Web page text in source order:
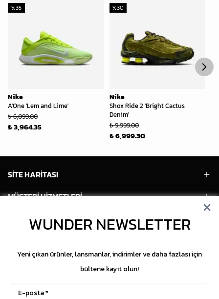
Nike
A'One 'Lem and Lime'
%35
₺ 6,099.00
₺ 3,964.35
Nike
Shox Ride 2 'Bright Cactus
Denim'
%30
₺ 9,999.00
₺ 6,999.30
SİTE HARİTASI
MÜŞTERİ HİZMETLERİ
HESABIM
SOSYAL MEDYA
WUNDER NEWSLETTER
Yeni çıkan ürünler, lansmanlar, indirimler ve daha fazlası için
bültene kayıt olun!